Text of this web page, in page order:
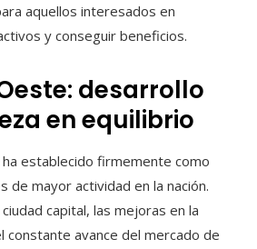
aquellos interesados en
y conseguir beneficios.
desarrollo
en equilibrio
establecido firmemente como
de mayor actividad en la nación.
capital, las mejoras en la
constante avance del mercado de